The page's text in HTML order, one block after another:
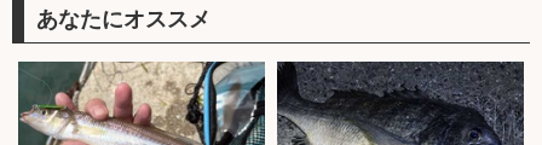
あなたにオススメ